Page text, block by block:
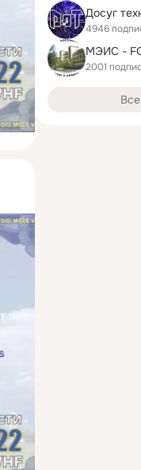
Досуг
4946
МЭИС -
2001